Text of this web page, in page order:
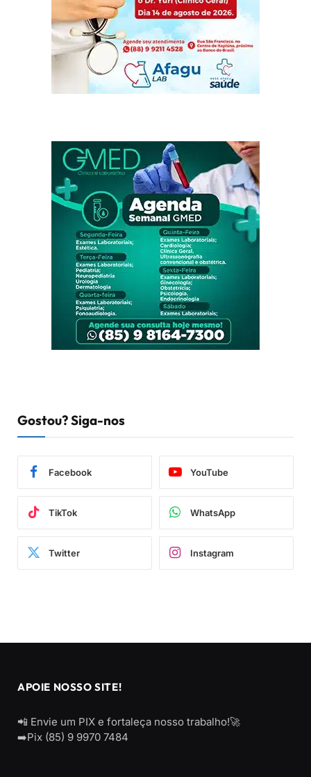
Gostou? Siga-nos
Facebook YouTube
TikTok WhatsApp
Twitter Instagram
APOIE NOSSO SITE!
📲 Envie um PIX e fortaleça nosso trabalho!🚀
➡️Pix (85) 9 9970 7484